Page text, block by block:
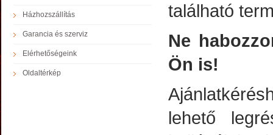
Házhozszállítás
Garancia és szerviz
Elérhetőségeink
Oldaltérkép
található
Ne
Ön is!
lehető